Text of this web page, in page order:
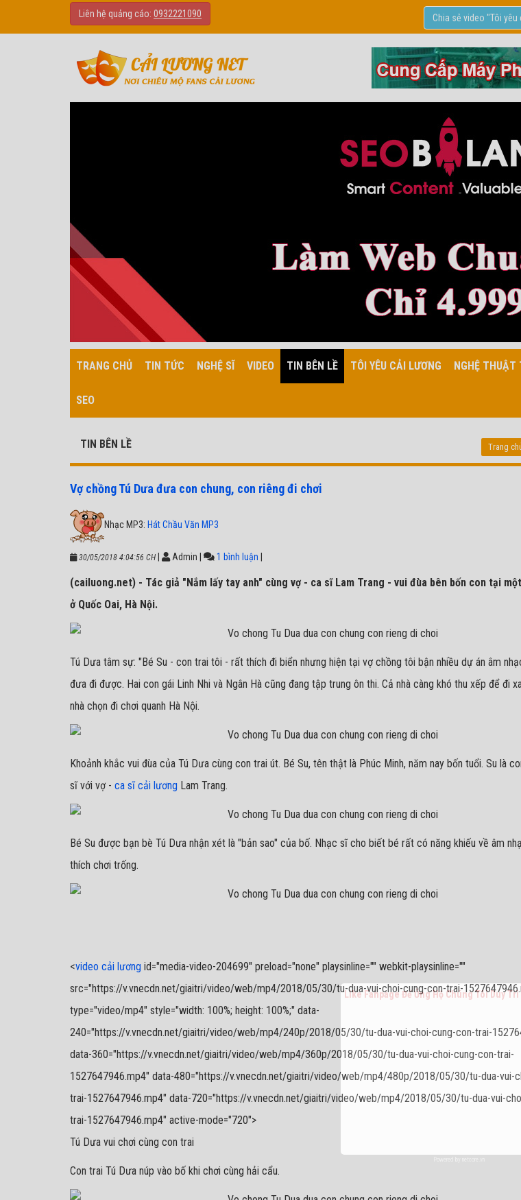
Liên hệ quảng cáo: 0932221090 Chia sẻ video "Tôi yêu
TRANG CHỦ TIN TỨC NGHỆ SĨ VIDEO TIN BÊN LỀ TÔI YÊU CẢI LƯƠNG NGHỆ THUẬT
SEO
TIN BÊN LỀ Trang
Vợ chồng Tú Dưa đưa con chung, con riêng đi chơi
Nhạc MP3: Hát Chầu Văn MP3
30/05/2018 4:04:56 CH Admin 1 bình luận
(cailuong.net) - Tác giả "Nắm lấy tay anh" cùng vợ - ca sĩ Lam Trang - vui đùa bên bốn con tại
ở Quốc Oai, Hà Nội.
Tú Dưa tâm sự: "Bé Su - con trai tôi - rất thích đi biển nhưng hiện tại vợ chồng tôi bận nhiều dự án âm
đưa đi được. Hai con gái Linh Nhi và Ngân Hà cũng đang tập trung ôn thi. Cả nhà càng khó thu xếp để đi
nhà chọn đi chơi quanh Hà Nội.
Khoảnh khắc vui đùa của Tú Dưa cùng con trai út. Bé Su, tên thật là Phúc Minh, năm nay bốn tuổi. Su là
sĩ với vợ - ca sĩ cải lương Lam Trang.
Bé Su được bạn bè Tú Dưa nhận xét là "bản sao" của bố. Nhạc sĩ cho biết bé rất có năng khiếu về âm
thích chơi trống.
<video cải lương id="media-video-204699" preload="none" playsinline="" webkit-playsinline=""
src="https://v.vnecdn.net/giaitri/video/web/mp4/2018/05/30/tu-dua-vui-choi-cung-con-trai-
type="video/mp4" style="width: 100%; height: 100%;" data-
240="https://v.vnecdn.net/giaitri/video/web/mp4/240p/2018/05/30/tu-dua-vui-choi-cung-con-trai-
data-360="https://v.vnecdn.net/giaitri/video/web/mp4/360p/2018/05/30/tu-dua-vui-choi-cung-con-trai-
1527647946.mp4" data-480="https://v.vnecdn.net/giaitri/video/web/mp4/480p/2018/05/30/tu-dua-vui-
trai-1527647946.mp4" data-720="https://v.vnecdn.net/giaitri/video/web/mp4/2018/05/30/tu-dua-vui-
trai-1527647946.mp4" active-mode="720">
Tú Dưa vui chơi cùng con trai
Con trai Tú Dưa núp vào bố khi chơi cùng hải cẩu.
Like Fanpage Để Ủng Hộ Chúng Tôi Duy